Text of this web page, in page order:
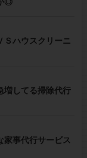
Ｓハウスクリーニ
増してる掃除代行
家事代行サービス